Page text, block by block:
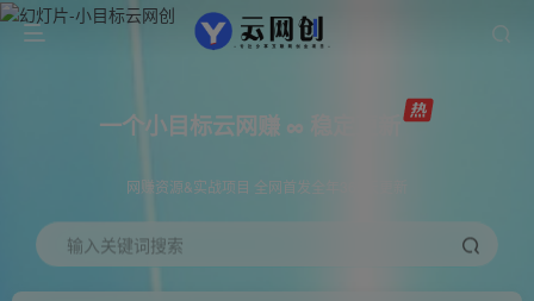
一个小目标云网赚 ∞ 稳定更新
网赚资源&实战项目 全网首发全年365天更新
输入关键词搜索